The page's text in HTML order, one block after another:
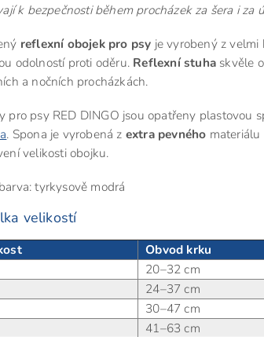
k bezpečnosti během procházek za šera i za
reflexní obojek pro psy je vyrobený z
odolností proti oděru. Reflexní stuha skvěle
a nočních procházkách.
pro psy RED DINGO jsou opatřeny
. Spona je vyrobená z extra pevného
velikosti obojku.
barva: tyrkysově modrá
velikostí
Obvod krku
20–32 cm
24–37 cm
30–47 cm
41–63 cm